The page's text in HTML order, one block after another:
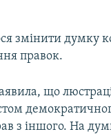
змінити думку
правок.
що
з іншого. На